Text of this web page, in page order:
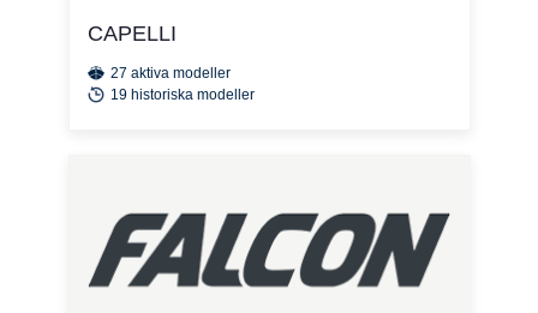
CAPELLI
27 aktiva modeller
19 historiska modeller